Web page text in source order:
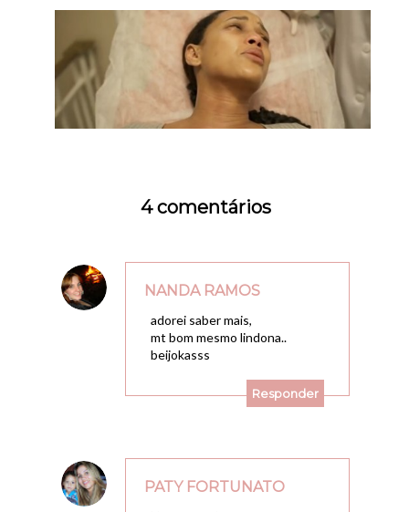
4 comentários
NANDA RAMOS
adorei saber mais,
mt bom mesmo lindona..
beijokasss
Responder
PATY FORTUNATO